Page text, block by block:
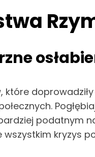
podatnym
wszystkim kryzys